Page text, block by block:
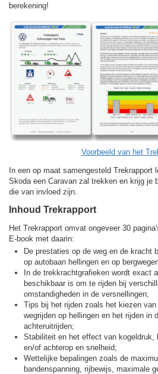
berekening!
Voorbeeld van het
In een op maat samengesteld Trekrapport
Skoda een Caravan zal trekken en krijg je
die van invloed zijn.
Inhoud Trekrapport
Het Trekrapport omvat ongeveer 30
E-book met daarin:
De prestaties op de weg en de kracht
op autobaan hellingen en op
In de trekkracht­grafieken wordt exact
beschikbaar is om te rijden bij
omstandigheden in de versnellingen;
Tips bij het rijden zoals het kiezen van
wegrijden op hellingen en het rijden in
achteruitrijden;
Stabiliteit en het effect van kogeldruk,
en/of achterop en snelheid;
Wettelijke bepalingen zoals de
bandenspanning, rijbewijs, maximale